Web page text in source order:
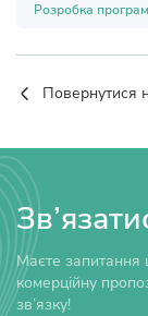
Розробка
Повернутися
Маєте запитання
комерційну
зв’язку!